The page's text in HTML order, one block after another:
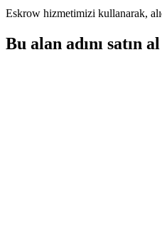
Eskrow hizmetimizi kullanarak,
Bu alan adını satın al